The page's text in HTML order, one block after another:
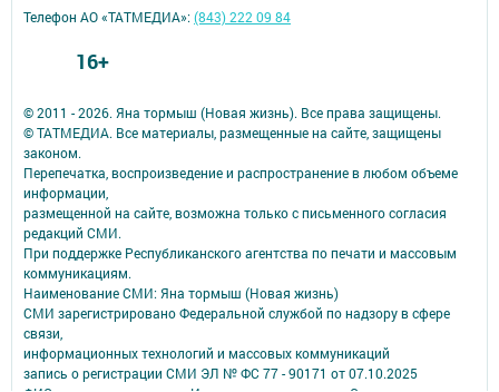
© 2011 - 2026. Яна тормыш (Новая жизнь). Все права защищены.
© ТАТМЕДИА. Все материалы, размещенные на сайте, защищены
законом.
Перепечатка, воспроизведение и распространение в любом объеме
информации,
размещенной на сайте, возможна только с письменного согласия
редакций СМИ.
При поддержке Республиканского агентства по печати и массовым
коммуникациям.
Наименование СМИ: Яна тормыш (Новая жизнь)
СМИ зарегистрировано Федеральной службой по надзору в сфере
связи,
информационных технологий и массовых коммуникаций
запись о регистрации СМИ ЭЛ № ФС 77 - 90171 от 07.10.2025
Телефон АО «ТАТМЕДИА»:(843) 222 09 84
16+